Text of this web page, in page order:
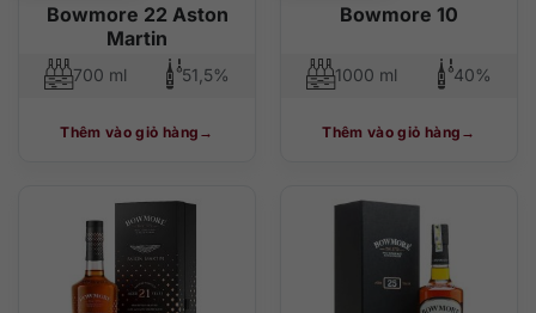
Bowmore 22 Aston
Martin
700 ml 51,5%
Thêm vào giỏ hàng
Bowmore 10
1000 ml 40%
Thêm vào giỏ hàng